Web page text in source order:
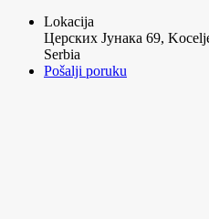
Lokacija
Церских Јунака 69,
Serbia
Pošalji poruku